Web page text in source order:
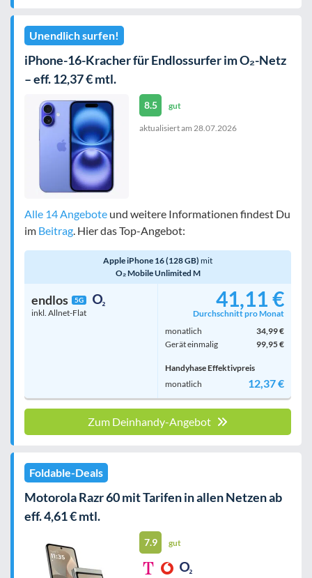
Unendlich surfen!
iPhone-16-Kracher für Endlossurfer im O₂-Netz
– eff. 12,37 € mtl.
8.5 gut
aktualisiert am 28.07.2026
Alle 14 Angebote und weitere Informationen findest Du
im Beitrag . Hier das Top-Angebot:
Apple iPhone 16 (128 GB) mit
O₂ Mobile Unlimited M
endlos 5G
inkl. Allnet-Flat
41,11 €
Durchschnitt pro Monat
monatlich
34,99 €
Gerät einmalig
99,95 €
Handyhase Effektivpreis
monatlich
12,37 €
Zum Deinhandy-Angebot
Foldable-Deals
Motorola Razr 60 mit Tarifen in allen Netzen ab
eff. 4,61 € mtl.
7.9 gut